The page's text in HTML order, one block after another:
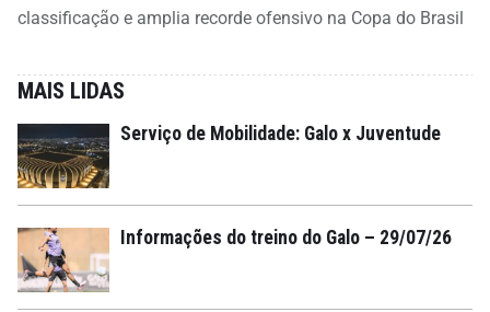
classificação e amplia recorde ofensivo na Copa do Brasil
MAIS LIDAS
Serviço de Mobilidade: Galo x Juventude
Informações do treino do Galo – 29/07/26